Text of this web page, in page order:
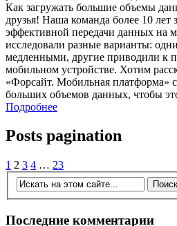
Как загружать большие объемы
друзья! Наша команда более 10 лет
эффективной передачи данных на
исследовали разные варианты:
медленными, другие приводили к
мобильном устройстве. Хотим
«Форсайт. Мобильная платформа»
больших объемов данных, чтобы
Подробнее
Posts pagination
1 2 3 4 … 23
Последние комментарии